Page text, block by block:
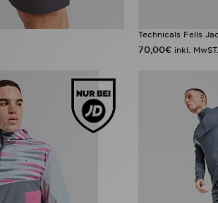
Technicals Fells
70,00€ inkl. MwST.